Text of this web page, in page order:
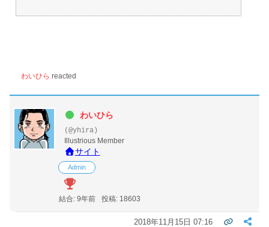
わいひら reacted
わいひら
(@yhira)
Illustrious Member
サイト
Admin
結合: 9年前 投稿: 18603
2018年11月15日 07:16